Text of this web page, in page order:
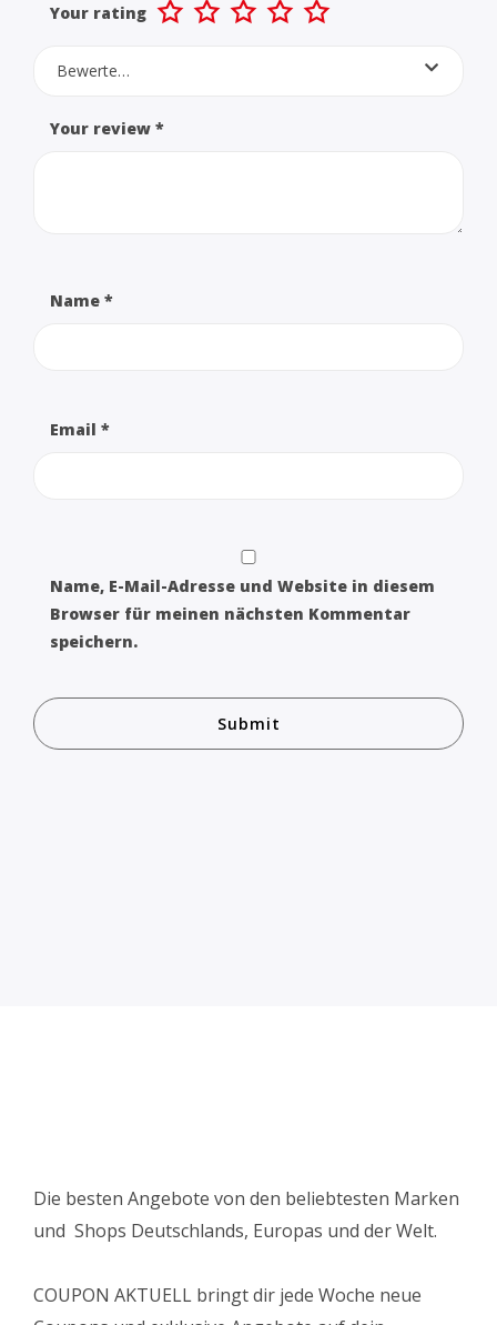
Your rating
Bewerte…
Your review *
Name *
Email *
Name, E-Mail-Adresse und Website in diesem
Browser für meinen nächsten Kommentar
speichern.
Die besten Angebote von den beliebtesten Marken
und Shops Deutschlands, Europas und der Welt.
COUPON AKTUELL bringt dir jede Woche neue